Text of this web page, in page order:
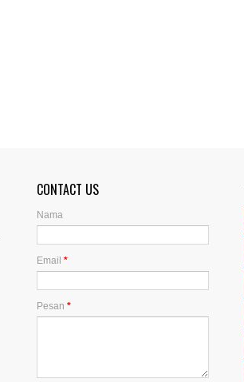
CONTACT US
Nama
Email*
Pesan*